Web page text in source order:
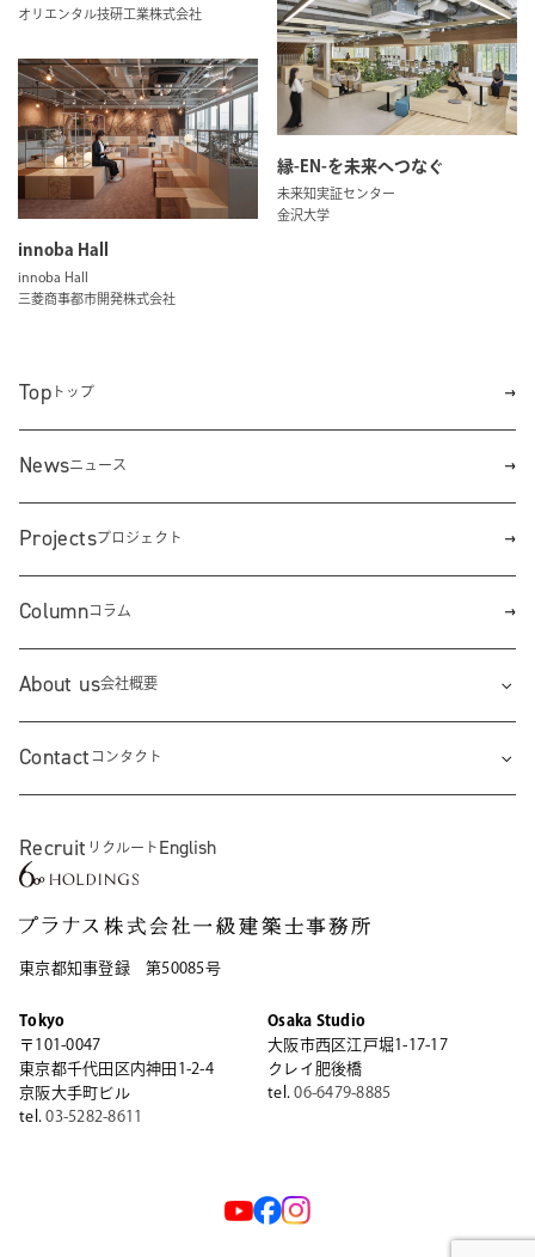
オリエンタル技研工業株式会社
縁-EN-を未来へつなぐ
未来知実証センター
金沢大学
innoba Hall
innoba Hall
三菱商事都市開発株式会社
Top トップ
Projectsプロジェクト
About us会社概要
Newsニュース
Columnコラム
Contact コンタクト
Recruit リクルート English
東京都知事登録 第50085号
Tokyo
〒101-0047
東京都千代田区内神田1-2-4
京阪大手町ビル
tel.03-5282-8611
Osaka Studio
大阪市西区江戸堀1-17-17
クレイ肥後橋
tel.06-6479-8885